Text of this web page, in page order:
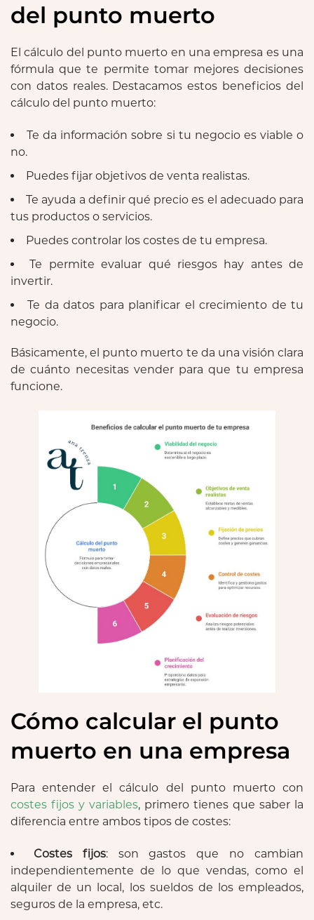
del punto muerto
El cálculo del punto muerto en una empresa es una
fórmula que te permite tomar mejores decisiones
con datos reales. Destacamos estos beneficios del
cálculo del punto muerto:
Te da información sobre si tu negocio es viable o
no.
Puedes fijar objetivos de venta realistas.
Te ayuda a definir qué precio es el adecuado para
tus productos o servicios.
Puedes controlar los costes de tu empresa.
Te permite evaluar qué riesgos hay antes de
invertir.
Te da datos para planificar el crecimiento de tu
negocio.
Básicamente, el punto muerto te da una visión clara
de cuánto necesitas vender para que tu empresa
funcione.
Cómo calcular el punto
muerto en una empresa
Para entender el cálculo del punto muerto con
costes fijos y variables, primero tienes que saber la
diferencia entre ambos tipos de costes:
Costes fijos: son gastos que no cambian
independientemente de lo que vendas, como el
alquiler de un local, los sueldos de los empleados,
seguros de la empresa, etc.